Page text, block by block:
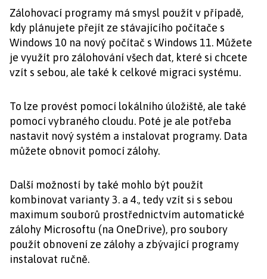
Zálohovací programy má smysl použít v případě,
kdy plánujete přejít ze stávajícího počítače s
Windows 10 na nový počítač s Windows 11. Můžete
je využít pro zálohování všech dat, které si chcete
vzít s sebou, ale také k celkové migraci systému.
To lze provést pomocí lokálního úložiště, ale také
pomocí vybraného cloudu. Poté je ale potřeba
nastavit nový systém a instalovat programy. Data
můžete obnovit pomocí zálohy.
Další možností by také mohlo být použít
kombinovat varianty 3. a 4., tedy vzít si s sebou
maximum souborů prostřednictvím automatické
zálohy Microsoftu (na OneDrive), pro soubory
použít obnovení ze zálohy a zbývající programy
instalovat ručně.